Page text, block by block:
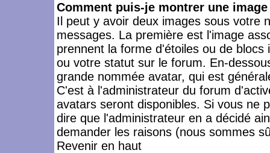
Comment puis-je montrer une
Il peut y avoir deux images sous votre
messages. La première est l'image
prennent la forme d'étoiles ou de
ou votre statut sur le forum. En-
grande nommée avatar, qui est
C'est à l'administrateur du forum
avatars seront disponibles. Si vous ne
dire que l'administrateur en a décidé
demander les raisons (nous sommes
Revenir en haut